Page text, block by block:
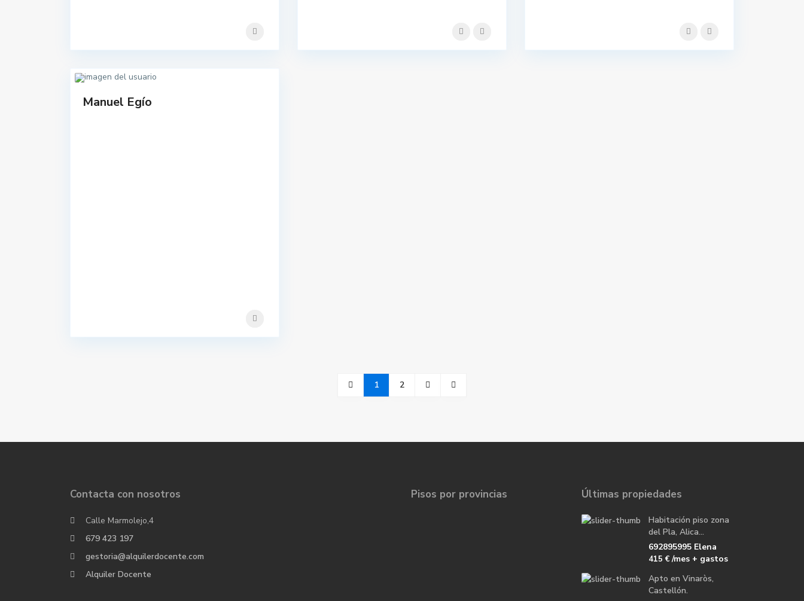
Manuel Egío
1 2
Contacta con nosotros
Calle Marmolejo,4
679 423 197
gestoria@alquilerdocente.com
Alquiler Docente
Pisos por provincias Últimas propiedades
Habitación piso zona
del Pla, Alica...
692895995 Elena
415 €/mes + gastos
Apto en Vinaròs,
Castellón.